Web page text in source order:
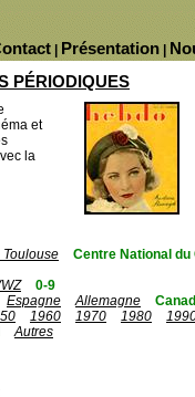
Présentation
PÉRIODIQUES
et
la
Centre National
0-9
Espagne Allemagne
1960 1970 1980
Autres